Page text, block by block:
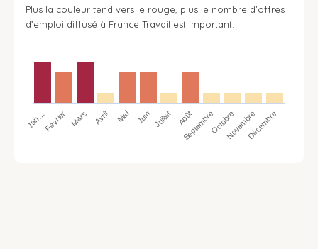
Plus la couleur tend vers le rouge, plus le nombre d’offres
d’emploi diffusé à France Travail est important.
Jan…Février Mars Avril Mai Juin Juillet Août
SeptembreOctobreNovembreDécembre